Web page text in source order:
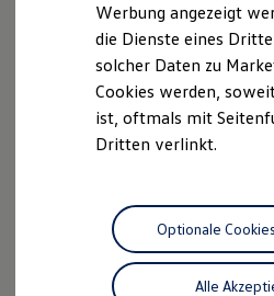
Ladelösungen für
Ladelösungen für
Wallbox und
Förderung & Kosten
California Welt
California Club
California Magazin &
Ab 57.465,10 € inkl. MwSt.
Ab 48.290,00 € exkl. MwSt.
Werbung angezeigt
die Dienste eines
solcher Daten zu
Cookies werden,
ist, oftmals mit
Dritten verlinkt.
Alle
Optionale